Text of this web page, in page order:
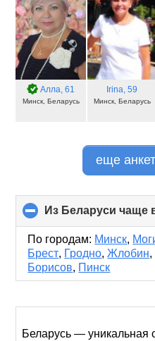
Алла, 61
Минск, Беларусь
Irina, 59
Минск, Беларусь
еще
Из Беларуси чаще
По городам: Минск,
Брест, Гродно,Жлобин,
Борисов, Пинск
Беларусь — уникальная